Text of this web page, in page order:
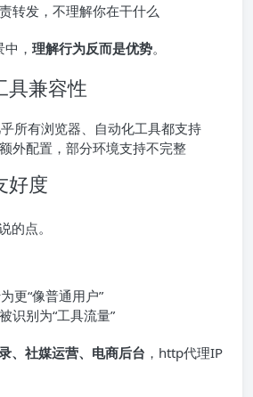
转发，不理解你在干什么
， 理解行为反而是优势。
兼容性
所有浏览器、自动化工具都支持
外配置，部分环境支持不完整
度
的点。
更“像普通用户”
识别为“工具流量”
、社媒运营、电商后台 ，http代理IP